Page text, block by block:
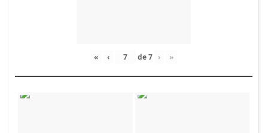
« ‹ de7 › »